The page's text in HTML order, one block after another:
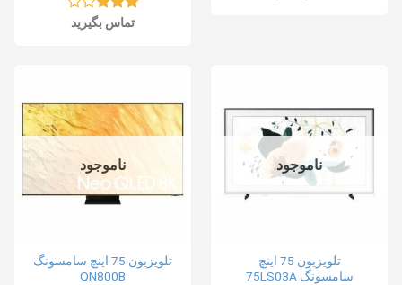
نمره
تماس بگیرید
ناموجود
تلویزیون 75 اینچ
سامسونگ 75LS03A
ناموجود
تلویزیون 75 اینچ سامسونگ
QN800B